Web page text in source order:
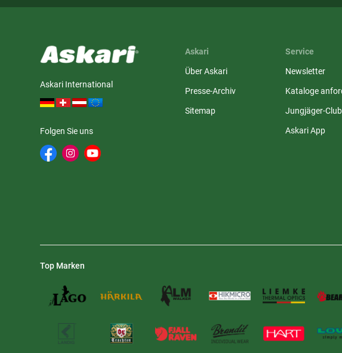
Askari International
Folgen Sie uns
Askari
Über Askari
Presse-Archiv
Sitemap
Service
Newsletter
Kataloge
Jungjäger-Club
Askari App
Top Marken